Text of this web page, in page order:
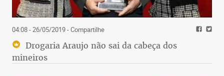
04:08 - 26/05/2019- Compartilhe
Drogaria Araujo não sai da cabeça dos
mineiros